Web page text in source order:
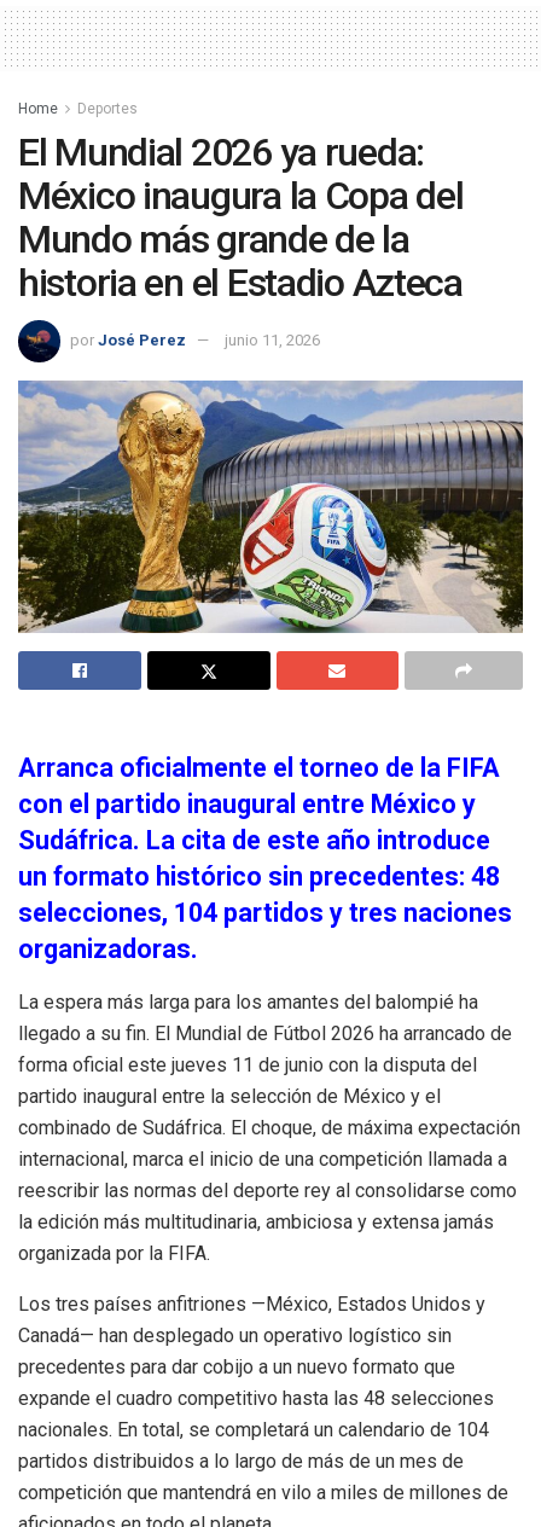
Home Deportes
El Mundial 2026 ya rueda:
México inaugura la Copa del
Mundo más grande de la
historia en el Estadio Azteca
por José Perez junio 11, 2026
Arranca oficialmente el torneo de la FIFA
con el partido inaugural entre México y
Sudáfrica. La cita de este año introduce
un formato histórico sin precedentes: 48
selecciones, 104 partidos y tres naciones
organizadoras.
La espera más larga para los amantes del balompié ha
llegado a su fin. El Mundial de Fútbol 2026 ha arrancado de
forma oficial este jueves 11 de junio con la disputa del
partido inaugural entre la selección de México y el
combinado de Sudáfrica. El choque, de máxima expectación
internacional, marca el inicio de una competición llamada a
reescribir las normas del deporte rey al consolidarse como
la edición más multitudinaria, ambiciosa y extensa jamás
organizada por la FIFA.
Los tres países anfitriones —México, Estados Unidos y
Canadá— han desplegado un operativo logístico sin
precedentes para dar cobijo a un nuevo formato que
expande el cuadro competitivo hasta las 48 selecciones
nacionales. En total, se completará un calendario de 104
partidos distribuidos a lo largo de más de un mes de
competición que mantendrá en vilo a miles de millones de